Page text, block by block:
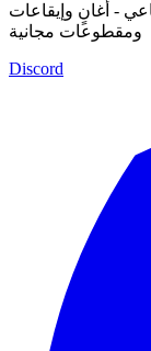
- أغانٍ وإيقاعات
ومقطوعات مجانية
Discord